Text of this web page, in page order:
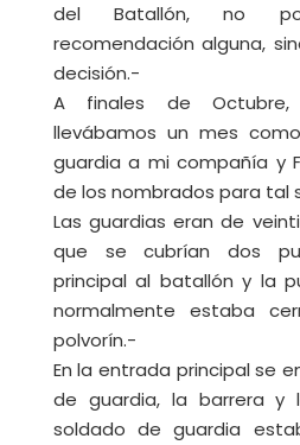
del Batallón, no
recomendación alguna,
decisión.-
A finales de
llevábamos un mes
guardia a mi compañía y
de los nombrados para tal
Las guardias eran de
que se cubrían dos
principal al batallón y la
normalmente estaba
polvorín.-
En la entrada principal se
de guardia, la barrera y
soldado de guardia